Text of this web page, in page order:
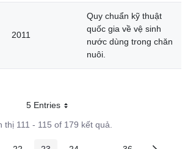
2011
Quy chuẩn kỹ thuật
quốc gia về vệ sinh
nước dùng trong chăn
nuôi.
5 EntriesMỗi trang
thị 111 - 115 of 179 kết quả.